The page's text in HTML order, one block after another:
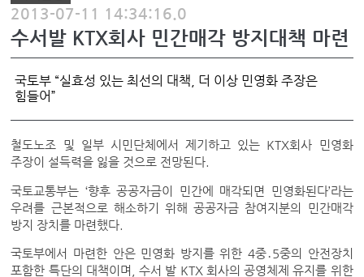
2013-07-11 14:34:16.0
수서발 KTX회사 민간매각 방지대책 마련
국토부 “실효성 있는 최선의 대책, 더 이상 민영화 주장은
힘들어”
철도노조 및 일부 시민단체에서 제기하고 있는 KTX회사 민영화
주장이 설득력을 잃을 것으로 전망된다.
국토교통부는 ‘향후 공공자금이 민간에 매각되면 민영화된다’라는
우려를 근본적으로 해소하기 위해 공공자금 참여지분의 민간매각
방지 장치를 마련했다.
국토부에서 마련한 안은 민영화 방지를 위한 4중․5중의 안전장치
포함한 특단의 대책이며, 수서 발 KTX 회사의 공영체제 유지를 위한